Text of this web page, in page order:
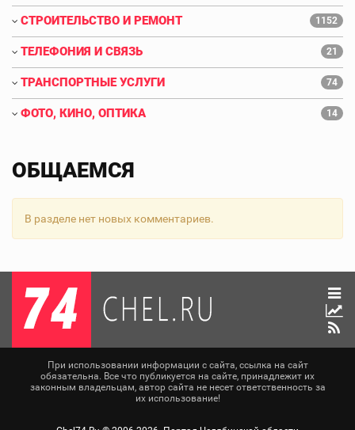
СТРОИТЕЛЬСТВО И РЕМОНТ 1152
ТЕЛЕФОНИЯ И СВЯЗЬ 21
ТРАНСПОРТНЫЕ УСЛУГИ 74
ФОТО, КИНО, ОПТИКА 14
ОБЩАЕМСЯ
В разделе нет новых комментариев.
При использовании информации с сайта, ссылка на сайт
обязательна. Все что публикуется на сайте, принадлежит их
законным владельцам, автор сайта не несет ответственность за
их использование!